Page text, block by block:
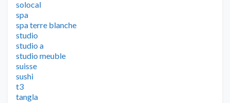
solocal
spa
spa terre blanche
studio
studio a
studio meuble
suisse
sushi
t3
tangla